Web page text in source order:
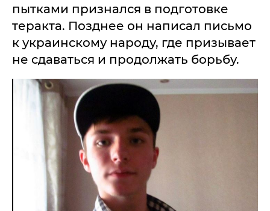
пытками признался в подготовке
теракта. Позднее он написал письмо
к украинскому народу, где призывает
не сдаваться и продолжать борьбу.